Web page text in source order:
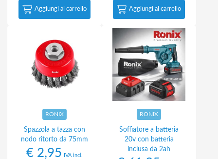
Aggiungi al carrello Aggiungi al carrello
RONIX
Spazzola a tazza con
nodo ritorto da 75mm
€ 2,95 IVA incl.
RONIX
Soffiatore a batteria
20v con batteria
inclusa da 2ah